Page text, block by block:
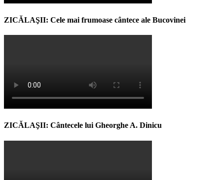
ZICĂLAŞII: Cele mai frumoase cântece ale Bucovinei
ZICĂLAŞII: Cântecele lui Gheorghe A. Dinicu